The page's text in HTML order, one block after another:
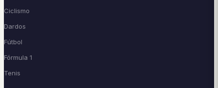
Ciclismo
Dardos
Fútbol
Fórmula 1
Tenis